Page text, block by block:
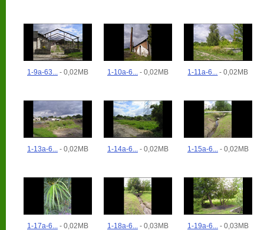
1-9a-63... - 0,02MB 1-10a-6... - 0,02MB 1-11a-6... - 0,02MB
1-13a-6... - 0,02MB 1-14a-6... - 0,02MB 1-15a-6... - 0,02MB
1-17a-6... - 0,02MB 1-18a-6... - 0,03MB 1-19a-6... - 0,03MB